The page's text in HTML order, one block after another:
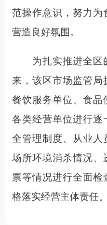
范操作意识，努力为
营造良好氛围。
为扎实推进全区
来，该区市场监管局
餐饮服务单位、食品
各类经营单位进行逐
全管理制度、从业人
场所环境消杀情况、
票等情况进行全面
格落实经营主体责任